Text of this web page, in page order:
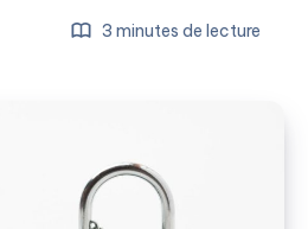
3 minutes de lecture